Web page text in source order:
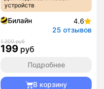
устройств
Билайн
4.6
25 отзывов
1 200 руб
199 руб
Подробнее
В корзину